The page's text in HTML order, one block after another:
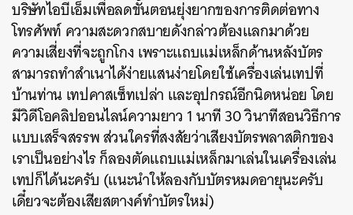
บริษัทไอบีเอ็มเพื่อลดขั้นตอนยุ่งยากของการติดต่อทาง
โทรศัพท์ ความสะดวกสบายดังกล่าวต้องแลกมาด้วย
ความเสี่ยงที่จะถูกโกง เพราะแถบแม่เหล็กด้านหลังบัตร
สามารถทำสำเนาได้ง่ายแสนง่ายโดยใช้เครื่องเล่นเทปที่
บ้านท่าน เทปคาสเซ็ทเปล่า และอุปกรณ์อีกนิดหน่อย โดย
มีวิดีโอคลิปออนไลน์ความยาว 1 นาที 30 วินาทีสอนวิธีการ
แบบเสร็จสรรพ ส่วนใครที่สงสัยว่าเสียงบัตรพลาสติกของ
เราเป็นอย่างไร ก็ลองตัดแถบแม่เหล็กมาเล่นในเครื่องเล่น
เทปก็ได้นะครับ (แนะนำให้ลองกับบัตรหมดอายุนะครับ
เดี๋ยวจะต้องเสียสตางค์ทำบัตรใหม่)